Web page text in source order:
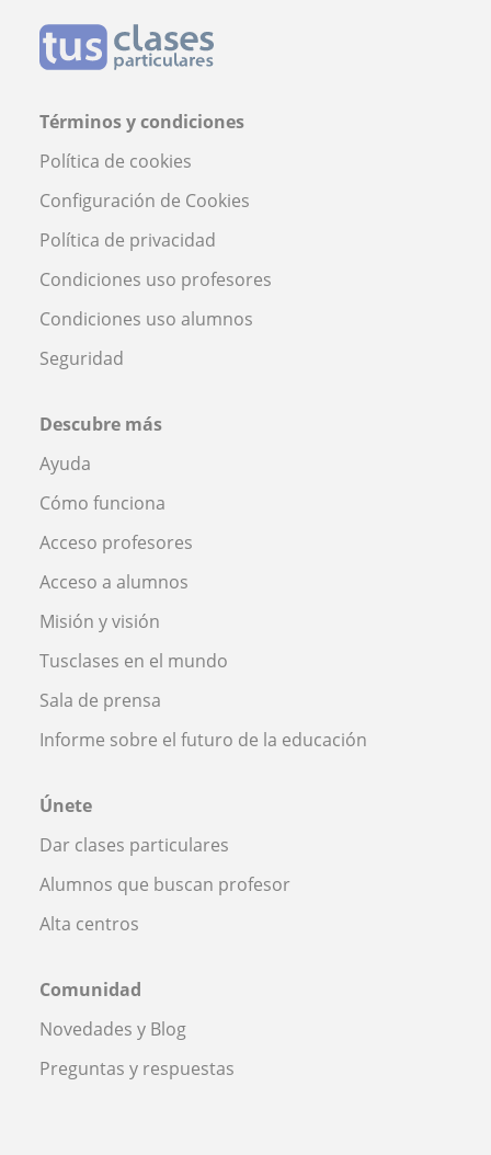
Términos y condiciones
Política de cookies
Configuración de Cookies
Política de privacidad
Condiciones uso profesores
Condiciones uso alumnos
Seguridad
Descubre más
Ayuda
Cómo funciona
Acceso profesores
Acceso a alumnos
Misión y visión
Tusclases en el mundo
Sala de prensa
Informe sobre el futuro de la educación
Únete
Dar clases particulares
Alumnos que buscan profesor
Alta centros
Comunidad
Novedades y Blog
Preguntas y respuestas